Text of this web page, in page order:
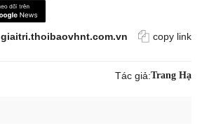
giaitri.thoibaovhnt.com.vn copy link
Tác giả:Trang Hạ